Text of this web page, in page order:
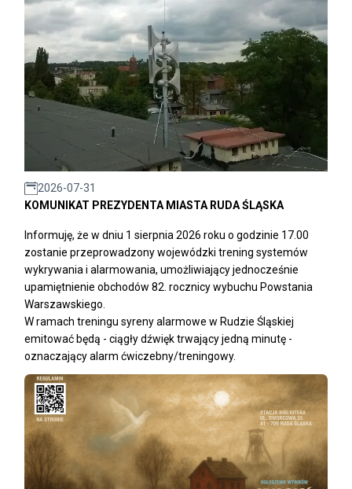
2026-07-31
KOMUNIKAT PREZYDENTA MIASTA RUDA ŚLĄSKA
Informuję, że w dniu 1 sierpnia 2026 roku o godzinie 17.00
zostanie przeprowadzony wojewódzki trening systemów
wykrywania i alarmowania, umożliwiający jednocześnie
upamiętnienie obchodów 82. rocznicy wybuchu Powstania
Warszawskiego.
W ramach treningu syreny alarmowe w Rudzie Śląskiej
emitować będą - ciągły dźwięk trwający jedną minutę -
oznaczający alarm ćwiczebny/treningowy.